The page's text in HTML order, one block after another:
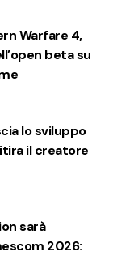
Warfare 4,
beta su
lo sviluppo
il creatore
sarà
2026: